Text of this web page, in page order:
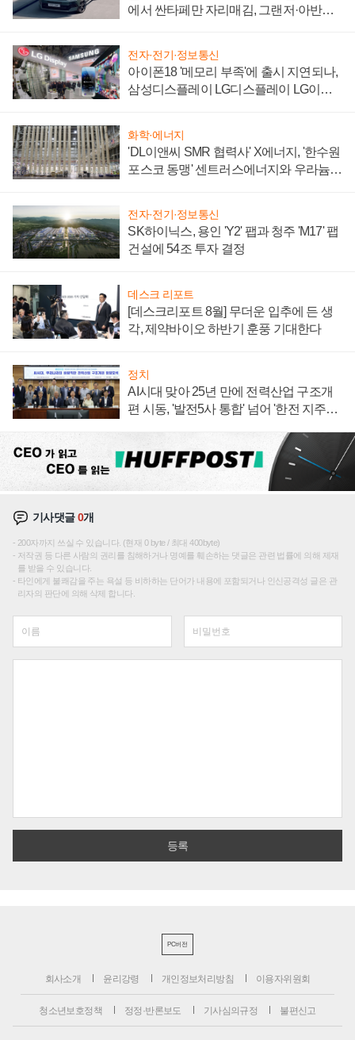
에서 싼타페만 자리매김, 그랜저·아반떼
전자·전기·정보통신
아이폰18 '메모리 부족'에 출시 지연되나,
삼성디스플레이 LG디스플레이 LG이노
화학·에너지
'DL이앤씨 SMR 협력사' X에너지, '한수원
포스코 동맹' 센트러스에너지와 우라늄
전자·전기·정보통신
SK하이닉스, 용인 'Y2' 팹과 청주 'M17' 팹
건설에 54조 투자 결정
데스크 리포트
[데스크리포트 8월] 무더운 입추에 든 생
각, 제약바이오 하반기 훈풍 기대한다
정치
AI시대 맞아 25년 만에 전력산업 구조개
편 시동, '발전5사 통합' 넘어 '한전 지주사'
기사댓글0개
200자까지 쓰실 수 있습니다. (현재 0 byte / 최대 400byte)
저작권 등 다른 사람의 권리를 침해하거나 명예를 훼손하는 댓글은 관련 법률에 의해 제재
를 받을 수 있습니다.
타인에게 불쾌감을 주는 욕설 등 비하하는 단어가 내용에 포함되거나 인신공격성 글은 관
리자의 판단에 의해 삭제 합니다.
PC버전
회사소개 윤리강령 개인정보처리방침 이용자위원회
청소년보호정책 정정·반론보도 기사심의규정 불편신고